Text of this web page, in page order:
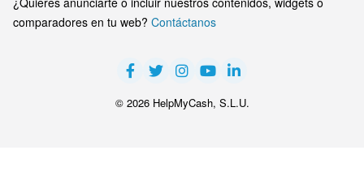
comparadores en tu web? Contáctanos
© 2026 HelpMyCash, S.L.U.